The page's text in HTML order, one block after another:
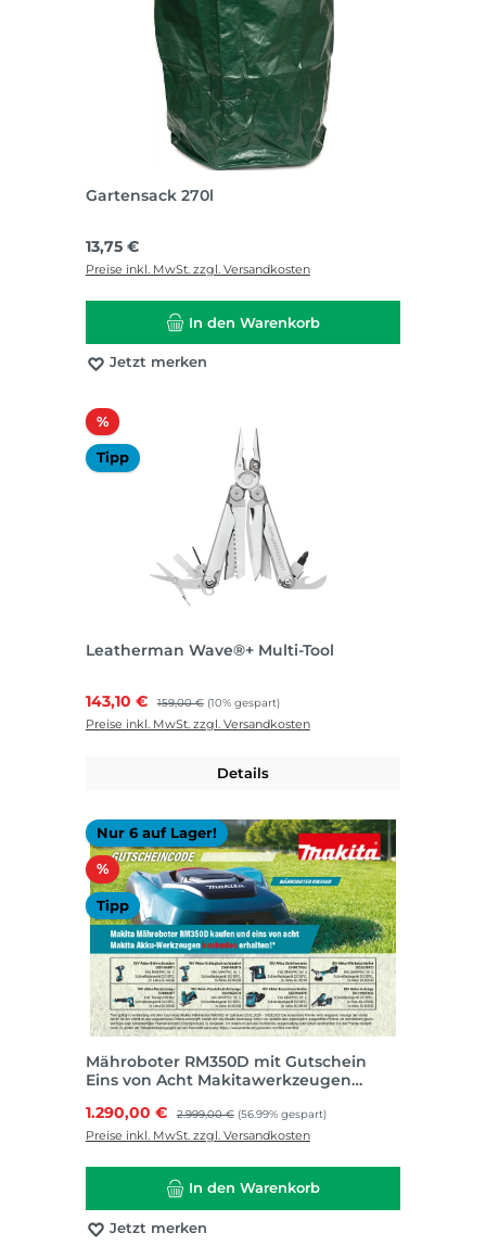
Gartensack 270l
Regulärer Preis:
13,75 €
Preise inkl. MwSt. zzgl. Versandkosten
In den Warenkorb
Jetzt merken
%Rabatt
Tipp
Leatherman Wave®+ Multi-Tool
Verkaufspreis:
143,10 € Regulärer Preis:
159,00 € (10% gespart)
Preise inkl. MwSt. zzgl. Versandkosten
Details
Nur 6 auf Lager!
%Rabatt
Tipp
Mähroboter RM350D mit Gutschein
Eins von Acht Makitawerkzeugen
Verkaufspreis:
1.290,00 € Regulärer Preis:
2.999,00 € (56.99% gespart)
Preise inkl. MwSt. zzgl. Versandkosten
In den Warenkorb
Jetzt merken